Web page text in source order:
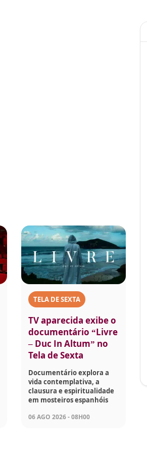
TELA DE SEXTA
TV aparecida exibe o
documentário “Livre
– Duc In Altum” no
Tela de Sexta
Documentário explora a
vida contemplativa, a
clausura e espiritualidade
em mosteiros espanhóis
06 AGO 2026 - 08H00